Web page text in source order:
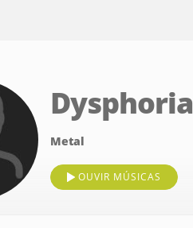
Dysphoria
Metal
OUVIR MÚSICAS